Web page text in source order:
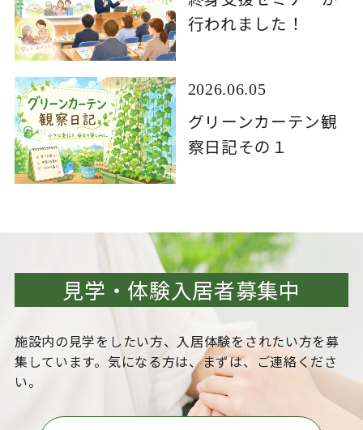
行われました！
2026.06.05
グリーンカーテン観
察日記その１
見学・体験入居者募集中
施設内の見学をしたい方、入居体験をされたい方を募
集しています。気になる方は、まずは、ご連絡くださ
い。